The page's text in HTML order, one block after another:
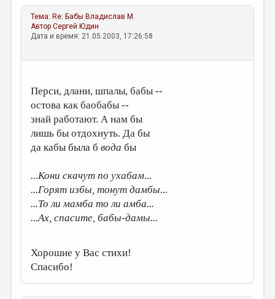
МАЛАЯ ПРОЗА
ЭССЕИСТИКА
ПУБЛИЦИСТИКА
РЕЦЕНЗИРОВАНИЕ
ЦИКЛЫ ПУБЛИКАЦИЙ
ТРЕДИАКОВСКИЙ
МЕДИА
ВКОНТАКТЕ
Тема: Re: Бабы Владислав М.
АвторСергей Юдин
Дата и время: 21.05.2003, 17:26:58
Перси, длани, шпалы, бабы --
остова как баобабы --
знай работают. А нам бы
лишь бы отдохнуть. Да бы
да кабы была бвода бы
...Кони скачут по ухабам...
...Горят избы, тонут дамбы...
...То ли мамба то ли амба...
...Ах, спасите, бабы-дамы...
Хорошие у Вас стихи!
Спасибо!